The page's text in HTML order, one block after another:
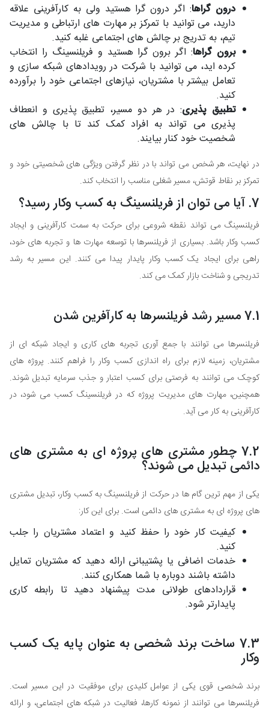
درون گراها: اگر درون گرا هستید ولی به کارآفرینی علاقه
دارید، می توانید با تمرکز بر مهارت های ارتباطی و مدیریت
تیم، به تدریج بر چالش های اجتماعی غلبه کنید.
برون گراها: اگر برون گرا هستید و فریلنسینگ را انتخاب
کرده اید، می توانید با شرکت در رویدادهای شبکه سازی و
تعامل بیشتر با مشتریان، نیازهای اجتماعی خود را برآورده
کنید.
تطبیق پذیری: در هر دو مسیر، تطبیق پذیری و انعطاف
پذیری می تواند به افراد کمک کند تا با چالش های
شخصیت خود کنار بیایند.
در نهایت، هر شخص می تواند با در نظر گرفتن ویژگی های شخصیتی خود و
تمرکز بر نقاط قوتش، مسیر شغلی مناسب را انتخاب کند.
7. آیا می توان از فریلنسینگ به کسب وکار رسید؟
فریلنسینگ می تواند نقطه شروعی برای حرکت به سمت کارآفرینی و ایجاد
کسب وکار باشد. بسیاری از فریلنسرها با توسعه مهارت ها و تجربه های خود،
راهی برای ایجاد یک کسب وکار پایدار پیدا می کنند. این مسیر به رشد
تدریجی و شناخت بازار کمک می کند.
7.1 مسیر رشد فریلنسرها به کارآفرین شدن
فریلنسرها می توانند با جمع آوری تجربه های کاری و ایجاد شبکه ای از
مشتریان، زمینه لازم برای راه اندازی کسب وکار را فراهم کنند. پروژه های
کوچک می توانند به فرصتی برای کسب اعتبار و جذب سرمایه تبدیل شوند.
همچنین، مهارت های مدیریت پروژه که در فریلنسینگ کسب می شود، در
کارآفرینی به کار می آید.
7.2 چطور مشتری های پروژه ای به مشتری های
دائمی تبدیل می شوند؟
یکی از مهم ترین گام ها در حرکت از فریلنسینگ به کسب وکار، تبدیل مشتری
های پروژه ای به مشتری های دائمی است. برای این کار:
کیفیت کار خود را حفظ کنید و اعتماد مشتریان را جلب
کنید.
خدمات اضافی یا پشتیبانی ارائه دهید که مشتریان تمایل
داشته باشند دوباره با شما همکاری کنند.
قراردادهای طولانی مدت پیشنهاد دهید تا رابطه کاری
پایدارتر شود.
7.3 ساخت برند شخصی به عنوان پایه یک کسب
وکار
برند شخصی قوی یکی از عوامل کلیدی برای موفقیت در این مسیر است.
فریلنسرها می توانند از نمونه کارها، فعالیت در شبکه های اجتماعی، و ارائه